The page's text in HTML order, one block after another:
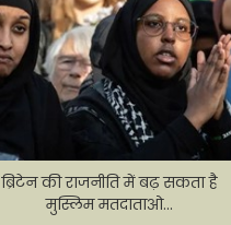
ब्रिटेन की राजनीति में बढ़ सकता है
मुस्लिम मतदाताओ...